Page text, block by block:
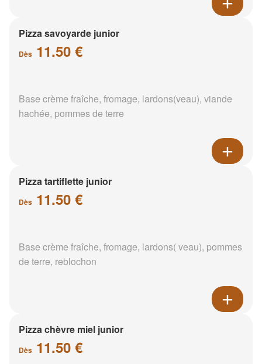
Pizza savoyarde junior
Dès 11.50 €
Base crème fraîche, fromage, lardons(veau), viande
hachée, pommes de terre
Pizza tartiflette junior
Dès 11.50 €
Base crème fraîche, fromage, lardons( veau), pommes
de terre, reblochon
Pizza chèvre miel junior
Dès 11.50 €